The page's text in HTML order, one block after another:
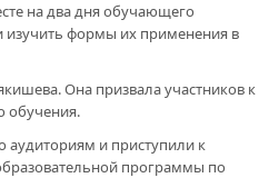
на два дня обучающего
изучить формы их применения в
Она призвала участников к
обучения.
и приступили к
программы по